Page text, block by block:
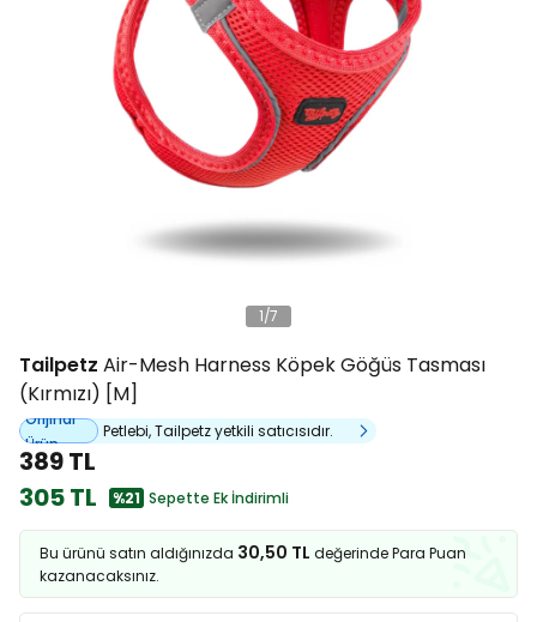
1/7
Tailpetz Air-Mesh Harness Köpek Göğüs Tasması
(Kırmızı) [M]
Orijinal
Ürün
Petlebi, Tailpetz yetkili satıcısıdır.
389 TL
305 TL
%21 Sepette Ek İndirimli
Bu ürünü satın aldığınızda 30,50 TL değerinde Para Puan
kazanacaksınız.